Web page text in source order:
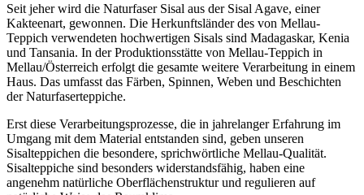
Seit jeher wird die Naturfaser Sisal aus der Sisal Agave, einer
Kakteenart, gewonnen. Die Herkunftsländer des von Mellau-
Teppich verwendeten hochwertigen Sisals sind Madagaskar, Kenia
und Tansania. In der Produktionsstätte von Mellau-Teppich in
Mellau/Österreich erfolgt die gesamte weitere Verarbeitung in einem
Haus. Das umfasst das Färben, Spinnen, Weben und Beschichten
der Naturfaserteppiche.
Erst diese Verarbeitungsprozesse, die in jahrelanger Erfahrung im
Umgang mit dem Material entstanden sind, geben unseren
Sisalteppichen die besondere, sprichwörtliche Mellau-Qualität.
Sisalteppiche sind besonders widerstandsfähig, haben eine
angenehm natürliche Oberflächenstruktur und regulieren auf